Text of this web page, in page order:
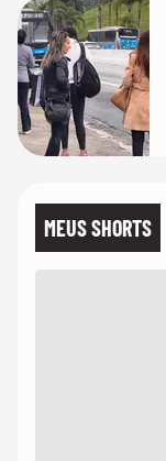
MEUS SHORTS